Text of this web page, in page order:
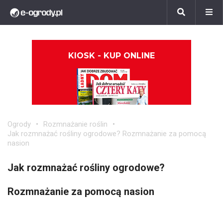
KIOSK - KUP ONLINE
Ogrody
Rozmnażanie roślin
Jak rozmnażać rośliny ogrodowe? Rozmnażanie za pomocą
nasion
Jak rozmnażać rośliny ogrodowe?
Rozmnażanie za pomocą nasion